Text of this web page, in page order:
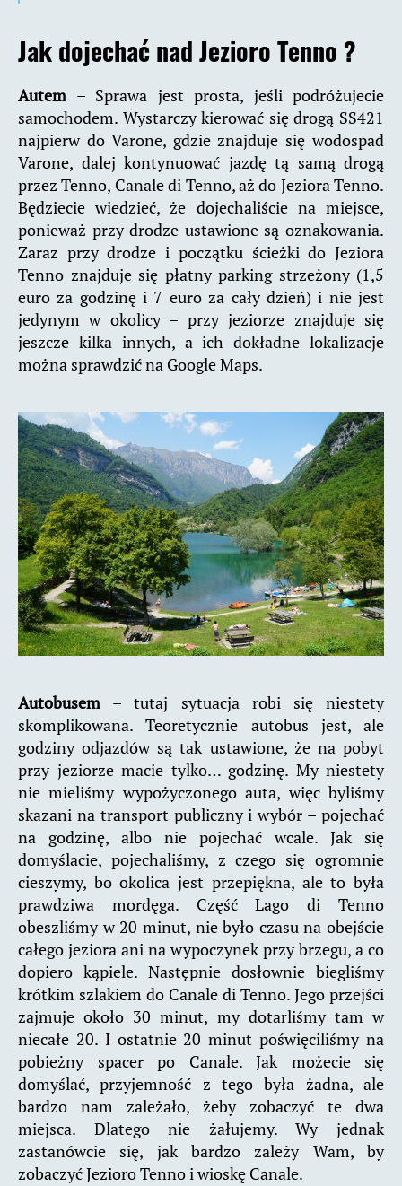
Jak dojechać nad Jezioro Tenno ?
Autem – Sprawa jest prosta, jeśli podróżujecie
samochodem. Wystarczy kierować się drogą SS421
najpierw do Varone, gdzie znajduje się wodospad
Varone, dalej kontynuować jazdę tą samą drogą
przez Tenno, Canale di Tenno, aż do Jeziora Tenno.
Będziecie wiedzieć, że dojechaliście na miejsce,
ponieważ przy drodze ustawione są oznakowania.
Zaraz przy drodze i początku ścieżki do Jeziora
Tenno znajduje się płatny parking strzeżony (1,5
euro za godzinę i 7 euro za cały dzień) i nie jest
jedynym w okolicy – przy jeziorze znajduje się
jeszcze kilka innych, a ich dokładne lokalizacje
można sprawdzić na Google Maps.
Autobusem – tutaj sytuacja robi się niestety
skomplikowana. Teoretycznie autobus jest, ale
godziny odjazdów są tak ustawione, że na pobyt
przy jeziorze macie tylko… godzinę. My niestety
nie mieliśmy wypożyczonego auta, więc byliśmy
skazani na transport publiczny i wybór – pojechać
na godzinę, albo nie pojechać wcale. Jak się
domyślacie, pojechaliśmy, z czego się ogromnie
cieszymy, bo okolica jest przepiękna, ale to była
prawdziwa mordęga. Część Lago di Tenno
obeszliśmy w 20 minut, nie było czasu na obejście
całego jeziora ani na wypoczynek przy brzegu, a co
dopiero kąpiele. Następnie dosłownie biegliśmy
krótkim szlakiem do Canale di Tenno. Jego przejści
zajmuje około 30 minut, my dotarliśmy tam w
niecałe 20. I ostatnie 20 minut poświęciliśmy na
pobieżny spacer po Canale. Jak możecie się
domyślać, przyjemność z tego była żadna, ale
bardzo nam zależało, żeby zobaczyć te dwa
miejsca. Dlatego nie żałujemy. Wy jednak
zastanówcie się, jak bardzo zależy Wam, by
zobaczyć Jezioro Tenno i wioskę Canale.